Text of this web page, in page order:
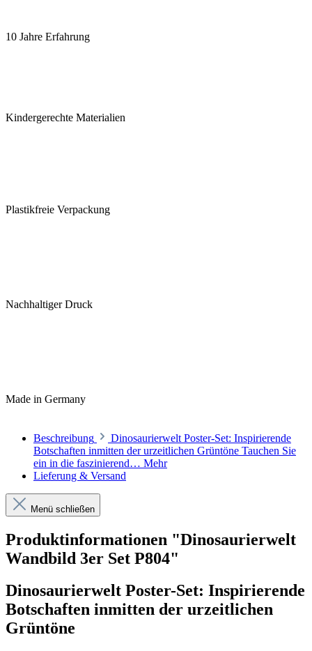
10 Jahre Erfahrung
Kindergerechte Materialien
Plastikfreie Verpackung
Nachhaltiger Druck
Made in Germany
Beschreibung
Dinosaurierwelt Poster-Set: Inspirierende
Botschaften inmitten der urzeitlichen Grüntöne Tauchen Sie
ein in die faszinierend… Mehr
Lieferung & Versand
Menü schließen
Produktinformationen "Dinosaurierwelt
Wandbild 3er Set P804"
Dinosaurierwelt Poster-Set: Inspirierende
Botschaften inmitten der urzeitlichen
Grüntöne